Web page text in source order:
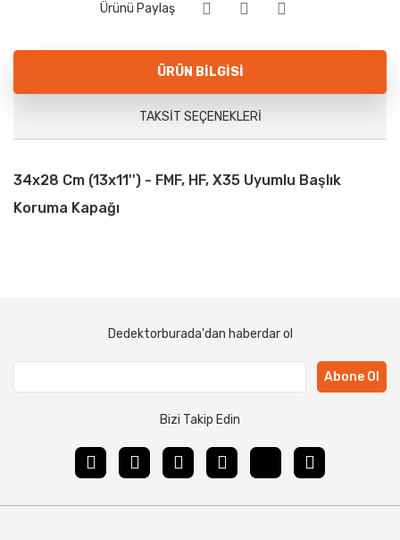
Ürünü Paylaş
ÜRÜN BILGISI
TAKSIT SEÇENEKLERI
34x28 Cm (13x11'') - FMF, HF, X35 Uyumlu Başlık
Koruma Kapağı
Dedektorburada'dan haberdar ol
Abone Ol
Bizi Takip Edin